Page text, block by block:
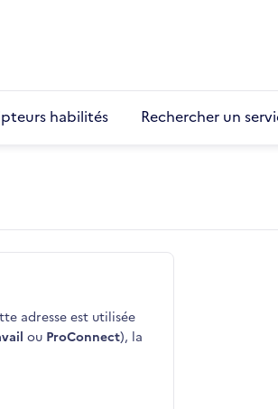
habilités Rechercher un
adresse est utilisée
ou ProConnect), la